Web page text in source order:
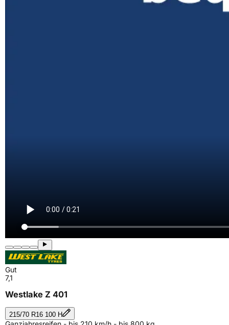
Gut
7,1
Westlake Z 401
215/70 R16 100 H